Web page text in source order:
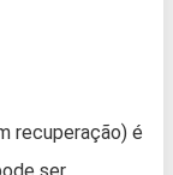
recuperação) é